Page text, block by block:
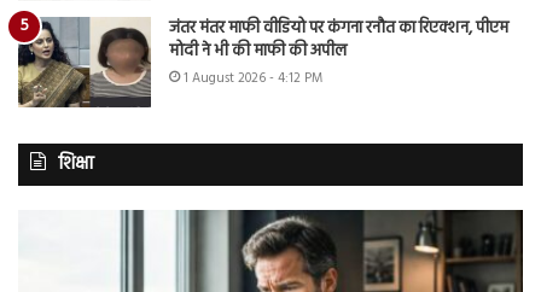
जंतर मंतर माफी वीडियो पर कंगना रनौत का रिएक्शन, पीएम
मोदी ने भी की माफी की अपील
1 August 2026 - 4:12 PM
शिक्षा